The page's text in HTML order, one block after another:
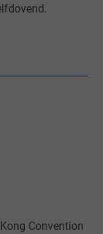
Convention